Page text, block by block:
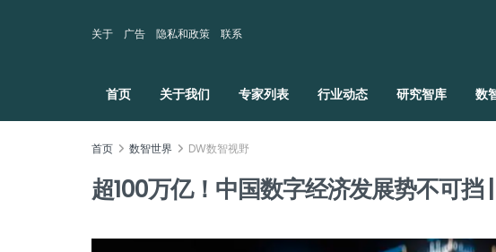
关于 广告 隐私和政策 联系
首页 关于我们 专家列表 行业动态 研究智库 数
首页 数智世界 DW数智视野
超100万亿！中国数字经济发展势不可挡